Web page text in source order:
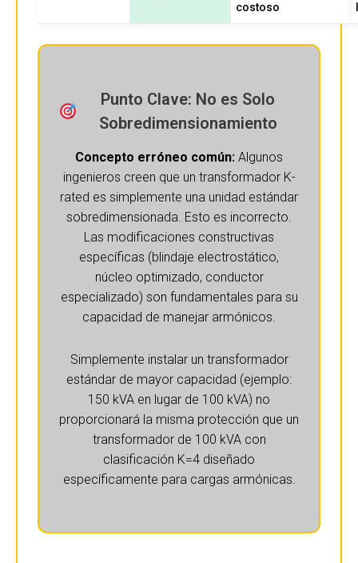
costoso
Punto Clave: No es Solo
Sobredimensionamiento
Concepto erróneo común: Algunos
ingenieros creen que un transformador K-
rated es simplemente una unidad estándar
sobredimensionada. Esto es incorrecto.
Las modificaciones constructivas
específicas (blindaje electrostático,
núcleo optimizado, conductor
especializado) son fundamentales para su
capacidad de manejar armónicos.
Simplemente instalar un transformador
estándar de mayor capacidad (ejemplo:
150 kVA en lugar de 100 kVA) no
proporcionará la misma protección que un
transformador de 100 kVA con
clasificación K=4 diseñado
específicamente para cargas armónicas.